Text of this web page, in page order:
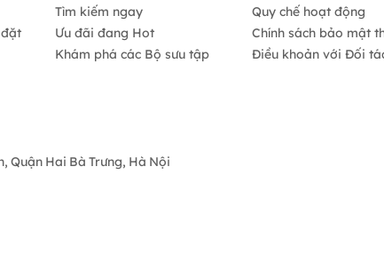
Tìm kiếm ngay
Ưu đãi đang Hot
Khám phá các Bộ sưu tập
Quy chế hoạt động
Chính sách bảo mật
Điều khoản với Đối
Quận Hai Bà Trưng, Hà Nội